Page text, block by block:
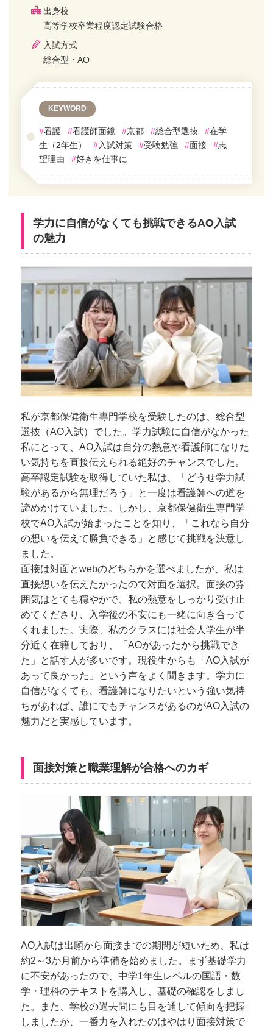
出身校
高等学校卒業程度認定試験合格
入試方式
総合型・AO
KEYWORD
#看護 #看護師面鏡 #京都 #総合型選抜 #在学
生（2年生）
#入試対策 #受験勉強 #面接 #志
望理由
#好きを仕事に
学力に自信がなくても挑戦できるAO入試
の魅力
私が京都保健衛生専門学校を受験したのは、総合型
選抜（AO入試）でした。学力試験に自信がなかった
私にとって、AO入試は自分の熱意や看護師になりた
い気持ちを直接伝えられる絶好のチャンスでした。
高卒認定試験を取得していた私は、「どうせ学力試
験があるから無理だろう」と一度は看護師への道を
諦めかけていました。しかし、京都保健衛生専門学
校でAO入試が始まったことを知り、「これなら自分
の想いを伝えて勝負できる」と感じて挑戦を決意し
ました。
面接は対面とwebのどちらかを選べましたが、私は
直接想いを伝えたかったので対面を選択。面接の雰
囲気はとても穏やかで、私の熱意をしっかり受け止
めてくださり、入学後の不安にも一緒に向き合って
くれました。実際、私のクラスには社会人学生が半
分近く在籍しており、「AOがあったから挑戦でき
た」と話す人が多いです。現役生からも「AO入試が
あって良かった」という声をよく聞きます。学力に
自信がなくても、看護師になりたいという強い気持
ちがあれば、誰にでもチャンスがあるのがAO入試の
魅力だと実感しています。
面接対策と職業理解が合格へのカギ
AO入試は出願から面接までの期間が短いため、私は
約2～3か月前から準備を始めました。まず基礎学力
に不安があったので、中学1年生レベルの国語・数
学・理科のテキストを購入し、基礎の確認をしまし
た。また、学校の過去問にも目を通して傾向を把握
しましたが、一番力を入れたのはやはり面接対策で